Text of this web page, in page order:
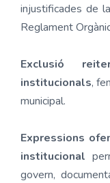
injustificades de
Reglament
Exclusió
institucionals,
municipal.
Expressions
institucional
govern,